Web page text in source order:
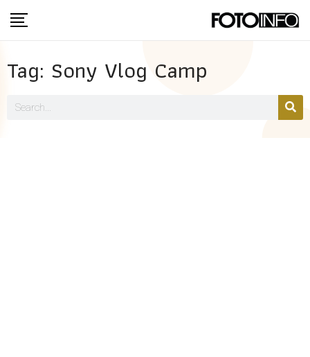
Tag: Sony Vlog Camp